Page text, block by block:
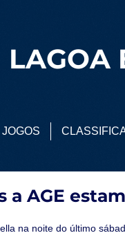
LAGOA
JOGOS
a AGE